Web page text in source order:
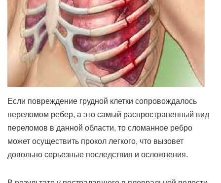
Если повреждение грудной клетки сопровождалось
переломом ребер, а это самый распространенный вид
переломов в данной области, то сломанное ребро
может осуществить прокол легкого, что вызовет
довольно серьезные последствия и осложнения.